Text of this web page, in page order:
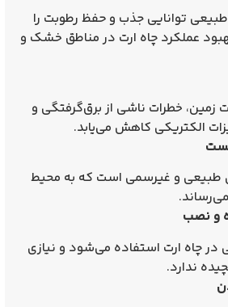
توانایی جذب و حفظ رطوبت را
عملکرد چاه ارت در مناطق خشک و
زمین، خطرات ناشی از برق‌گرفتگی و
الکتریکی کاهش می‌یابد.
طبیعی و غیرسمی است که به محیط
و نصب
در چاه ارت استفاده می‌شود و نیازی
ندارد.